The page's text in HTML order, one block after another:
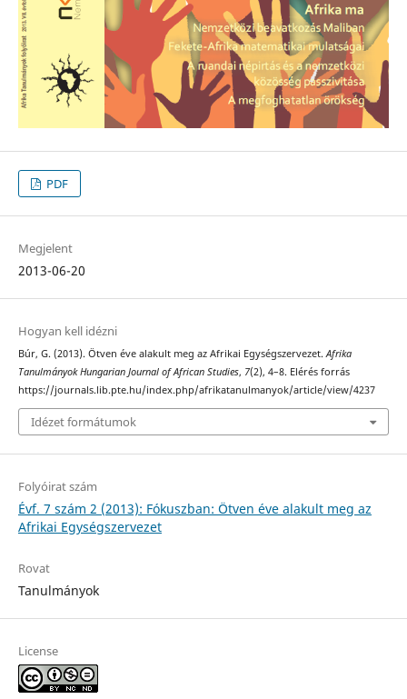
PDF
Megjelent
2013-06-20
Hogyan kell idézni
Búr, G. (2013). Ötven éve alakult meg az Afrikai Egységszervezet. Afrika
Tanulmányok Hungarian Journal of African Studies, 7(2), 4–8. Elérés forrás
https://journals.lib.pte.hu/index.php/afrikatanulmanyok/article/view/4237
Idézet formátumok
Folyóirat szám
Évf. 7 szám 2 (2013): Fókuszban: Ötven éve alakult meg az
Afrikai Egységszervezet
Rovat
Tanulmányok
License